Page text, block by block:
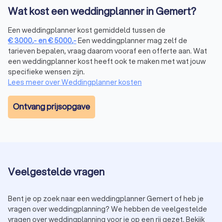
Trustoo vergelijk je naast weddingplanners in Gemert ook de
Trouwfotograaf
Een beeld zegt meer dan duizend woorden, en op jouw
trouwdag wil je elk bijzonder moment vastleggen. Vertrouw
op onze deskundigetrouwfotografenom de emoties,
glimlachen en liefde op een prachtige manier vast te leggen.
Dj en Entertainment
Breng de dansvloer tot leven met een ervarendjdie de juiste
Wat kost een weddingplanner in Gemert?
Een weddingplanner kost gemiddeld tussen de
€3000,- en€5000,-Een weddingplanner mag zelf de
tarieven bepalen, vraag daarom vooraf een offerte aan. Wat
een weddingplanner kost heeft ook te maken met wat jouw
specifieke wensen zijn.
Lees meer over Weddingplanner kosten
Ontvang prijsopgave
Veelgestelde vragen
Bent je op zoek naar een weddingplanner Gemert of heb je
vragen over weddingplanning? We hebben de veelgestelde
vragen over weddingplanning voor je op een rij gezet. Bekijk